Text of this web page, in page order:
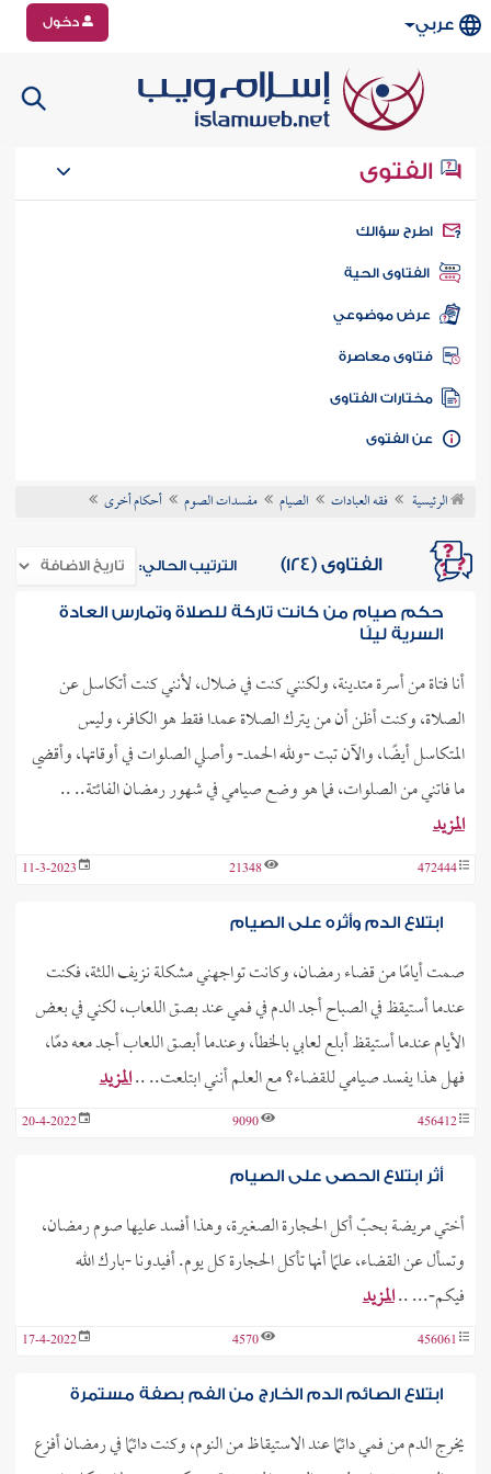
عربي دخول
الفتوى
سؤالك
الفتاوى الحية
عرض موضوعي
فتاوى معاصرة
مختارات الفتاوى
الفتوى
الرئيسية فقه العبادات الصيام مفسدات الصوم أحكام أخرى
الفتاوى (124) الترتيب الحالي:
حكم صيام من كانت تاركة للصلاة وتمارس العادة
السرية ليلًا
أنا فتاة من أسرة متدينة، ولكنني كنت في ضلال، لأنني كنت أتكاسل عن
الصلاة، وكنت أظن أن من يترك الصلاة عمدا فقط هو الكافر، وليس
المتكاسل أيضًا، والآن تبت -ولله الحمد- وأصلي الصلوات في أوقاتها، وأقضي
ما فاتني من الصلوات، فما هو وضع صيامي في شهور رمضان الفائتة.. ..
المزيد
472444
21348
11-3-2023
ابتلاع الدم وأثره على الصيام
صمت أيامًا من قضاء رمضان، وكانت تواجهني مشكلة نزيف اللثة، فكنت
عندما أستيقظ في الصباح أجد الدم في فمي عند بصق اللعاب، لكني في بعض
الأيام عندما أستيقظ أبلع لعابي بالخطأ، وعندما أبصق اللعاب أجد معه دمًا،
فهل هذا يفسد صيامي للقضاء؟ مع العلم أنني ابتلعت.. ..المزيد
456412
9090
20-4-2022
أثر ابتلاع الحصى على الصيام
أختي مريضة بحبّ أكل الحجارة الصغيرة، وهذا أفسد عليها صوم رمضان،
وتسأل عن القضاء، علمًا أنها تأكل الحجارة كل يوم. أفيدونا -بارك الله
فيكم-... ..المزيد
456061
4570
17-4-2022
ابتلاع الصائم الدم الخارج من الفم بصفة مستمرة
يخرج الدم من فمي دائمًا عند الاستيقاظ من النوم، وكنت دائمًا في رمضان أفزع